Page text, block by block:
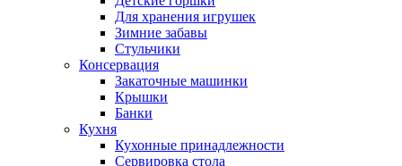
Для хранения игрушек
Зимние забавы
Стульчики
Консервация
Закаточные машинки
Крышки
Банки
Кухня
Кухонные принадлежности
Сервировка стола